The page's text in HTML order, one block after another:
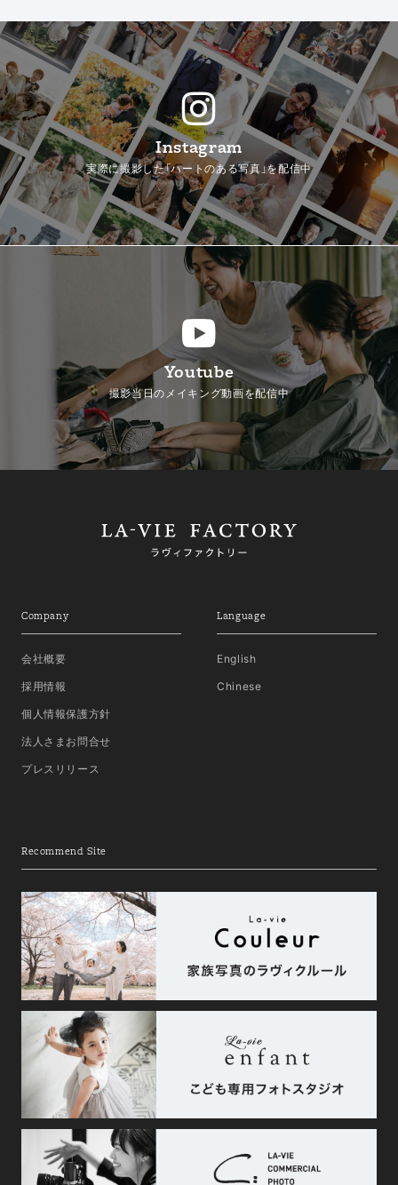
Instagram
実際に撮影した「ハートのある写真」を配信中
Youtube
撮影当日のメイキング動画を配信中
Company
会社概要
採用情報
個人情報保護方針
法人さまお問合せ
プレスリリース
Language
English
Chinese
Recommend Site